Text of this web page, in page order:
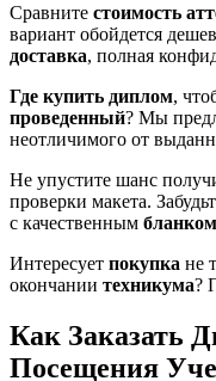
Сравните стоимость
вариант обойдется
доставка, полная
Где купить диплом,
проведенный? Мы
неотличимого от
Не упустите шанс
проверки макета.
с качественным бланком
Интересует покупка не
окончании техникума?
Как Заказать
Посещения